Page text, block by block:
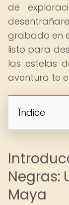
de
grabado en
listo para
las estelas
aventura te
Índice
Negras:
Maya